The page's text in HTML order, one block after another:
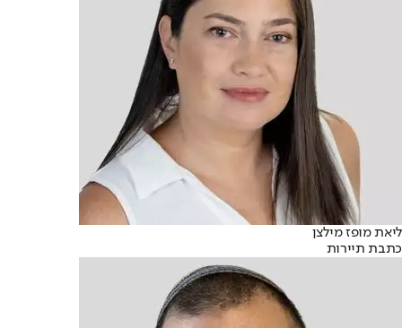
ליאת מופז מילצן
כתבת תיירות